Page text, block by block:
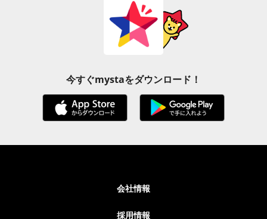
今すぐmystaをダウンロード！
会社情報
採用情報